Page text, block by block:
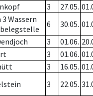
3 27.05.
3 Wassern
6 30.05.
3 01.06.
3 01.06.
3 16.05.
3 22.05.